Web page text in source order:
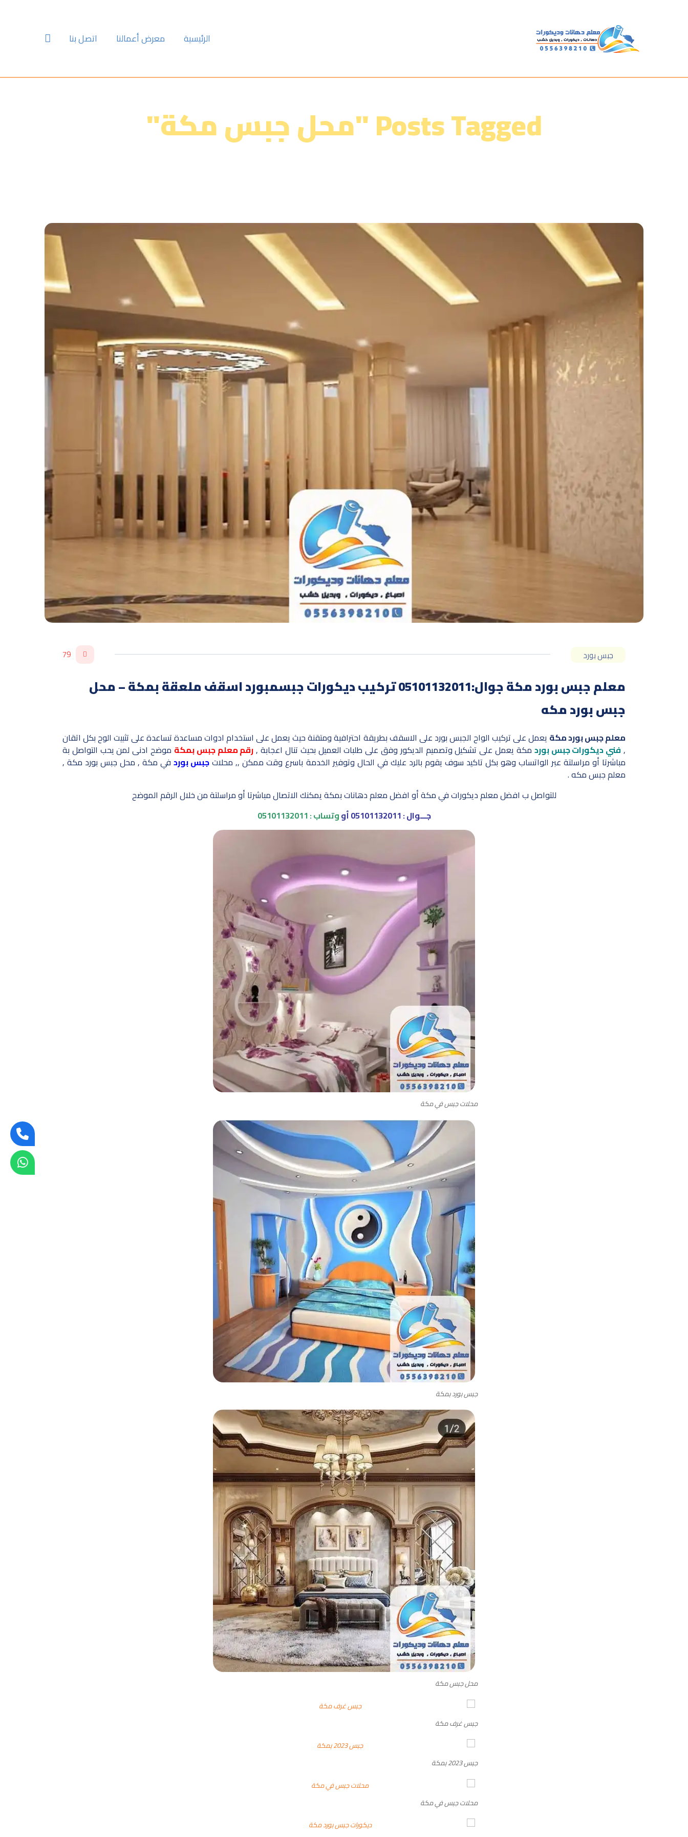
الرئيسية‎ معرض أعمالنا‎‎‎ اتصل بنا‎
Posts Tagged "محل جبس مكة"
جبس بورد 79
معلم جبس بورد مكة جوال:05101132011 تركيب ديكورات جبسمبورد اسقف ملعقة بمكة – محل
جبس بورد مكه
معلم جبس بورد مكة يعمل على تركيب الواح الجبس بورد على الاسقف بطريقة احترافية ومتقنة حيث يعمل على استخدام ادوات مساعدة تساعدة على تثبيت الوح بكل اتقان
, فني ديكورات جبس بورد مكة يعمل على تشكيل وتصميم الديكور وفق على طلبات العميل بحيث تنال اعجابة ,رقم معلم جبس بمكة موضح ادنى لمن يحب التواصل بة
مباشرتا أو مراسلتة عبر الواتساب وهو بكل تاكيد سوف يقوم بالرد عليك في الحال وتوفير الخدمة باسرع وقت ممكن ,, محلاتجبس بوردفي مكة , محل جبس بورد مكة ,
معلم جبس مكه .
للتواصل ب افضل معلم ديكورات في مكة أو افضل معلم دهانات بمكة يمكنك الاتصال مباشرتا أو مراسلتة من خلال الرقم الموضح
جـــوال :05101132011أووتساب :05101132011
محلات جبس في مكة
جبس بورد بمكة
محل جبس مكة
جبس غرف مكة
جبس 2023 بمكة
محلات جبس في مكة